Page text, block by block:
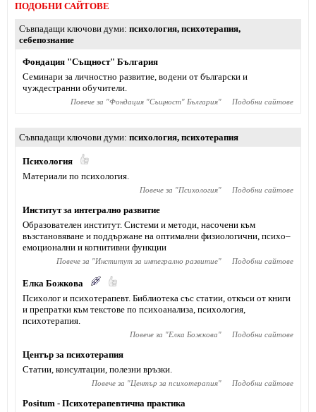
ПОДОБНИ САЙТОВЕ
Съвпадащи ключови думи психология, психотерапия,
себепознание
Фондация "Същност" България
Семинари за личностно развитие, водени от български и
чуждестранни обучители.
Повече за "Фондация "Същност" България" Подобни сайтове
Съвпадащи ключови думи психология, психотерапия
Психология
Материали по психология.
Повече за "Психология" Подобни сайтове
Институт за интегрално развитие
Образователен институт. Системи и методи, насочени към
възстановяване и поддържане на оптимални физиологични, психо–
емоционални и когнитивни функции
Повече за "Институт за интегрално развитие" Подобни сайтове
Елка Божкова
Психолог и психотерапевт. Библиотека със статии, откъси от книги
и препратки към текстове по психоанализа, психология,
психотерапия.
Повече за "Елка Божкова" Подобни сайтове
Център за психотерапия
Статии, консултации, полезни връзки.
Повече за "Център за психотерапия" Подобни сайтове
Positum - Психотерапевтична практика